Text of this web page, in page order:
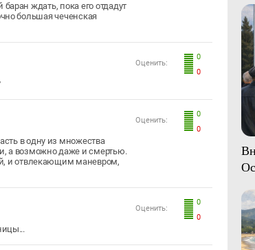
ждать, пока его отдадут
большая чеченская
0
0
Оценить:
0
0
Оценить:
в одну из множества
а возможно даже и смертью.
и отвлекающим маневром,
0
0
Оценить: